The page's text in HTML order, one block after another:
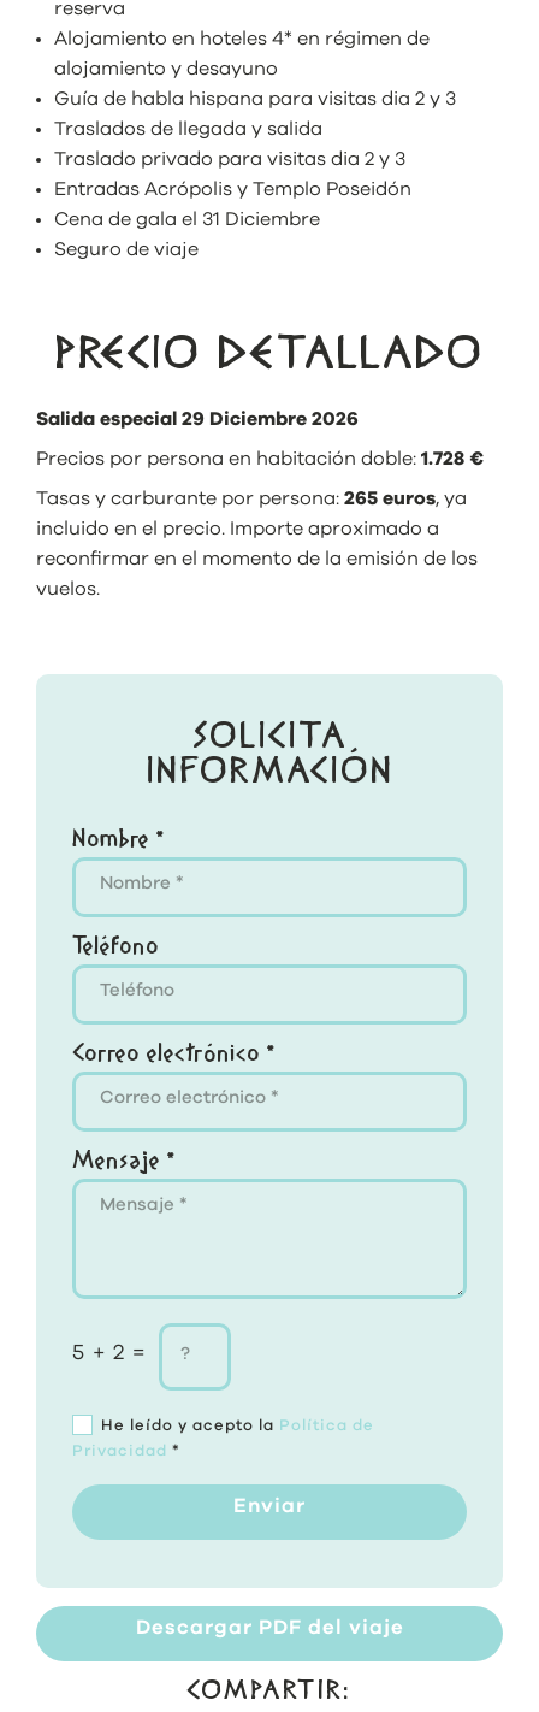
reserva
Alojamiento en hoteles 4* en régimen de
alojamiento y desayuno
Guía de habla hispana para visitas dia 2 y 3
Traslados de llegada y salida
Traslado privado para visitas dia 2 y 3
Entradas Acrópolis y Templo Poseidón
Cena de gala el 31 Diciembre
Seguro de viaje
PRECIO DETALLADO
Salida especial 29 Diciembre 2026
Precios por persona en habitación doble: 1.728 €
Tasas y carburante por persona: 265 euros, ya
incluido en el precio. Importe aproximado a
reconfirmar en el momento de la emisión de los
vuelos.
SOLICITA
INFORMACIÓN
Nombre *
Teléfono
Correo electrónico *
Mensaje *
5 + 2 =
He leído y acepto la Política de
Privacidad *
Enviar
Descargar PDF del viaje
COMPARTIR: